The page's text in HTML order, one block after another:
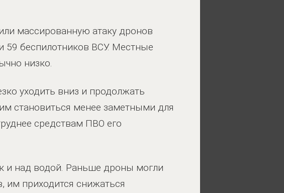
массированную атаку дронов
59 беспилотников ВСУ. Местные
низко.
уходить вниз и продолжать
становиться менее заметными для
средствам ПВО его
и над водой. Раньше дроны могли
им приходится снижаться